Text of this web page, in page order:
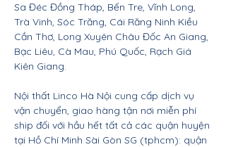
Sa Đéc Đồng Tháp, Bến Tre, Vĩnh Long,
Trà Vinh, Sóc Trăng, Cái Răng Ninh Kiều
Cần Thơ, Long Xuyên Châu Đốc An Giang,
Bạc Liêu, Cà Mau, Phú Quốc, Rạch Giá
Kiên Giang.
Nội thất Linco Hà Nội cung cấp dịch vụ
vận chuyển, giao hàng tận nơi miễn phí
ship đối với hầu hết tất cả các quận huyện
tại Hồ Chí Minh Sài Gòn SG (tphcm): quận